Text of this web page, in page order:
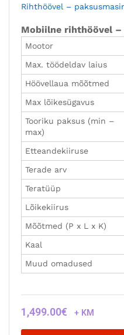
Rihthöövel –
Mobiilne rihthöövel –
Mootor
Max. töödeldav laius
Höövellaua mõõtmed
Max lõikesügavus
Tooriku paksus (min –
max)
Etteandekiiruse
Terade arv
Teratüüp
Lõikekiirus
Mõõtmed (P x L x K)
Kaal
Muud omadused
1,499.00€ + KM